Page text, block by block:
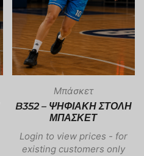
Μπάσκετ
B352 – ΨΗΦΙΑΚΗ ΣΤΟΛΗ
ΜΠΑΣΚΕΤ
Login to view prices - for
existing customers only